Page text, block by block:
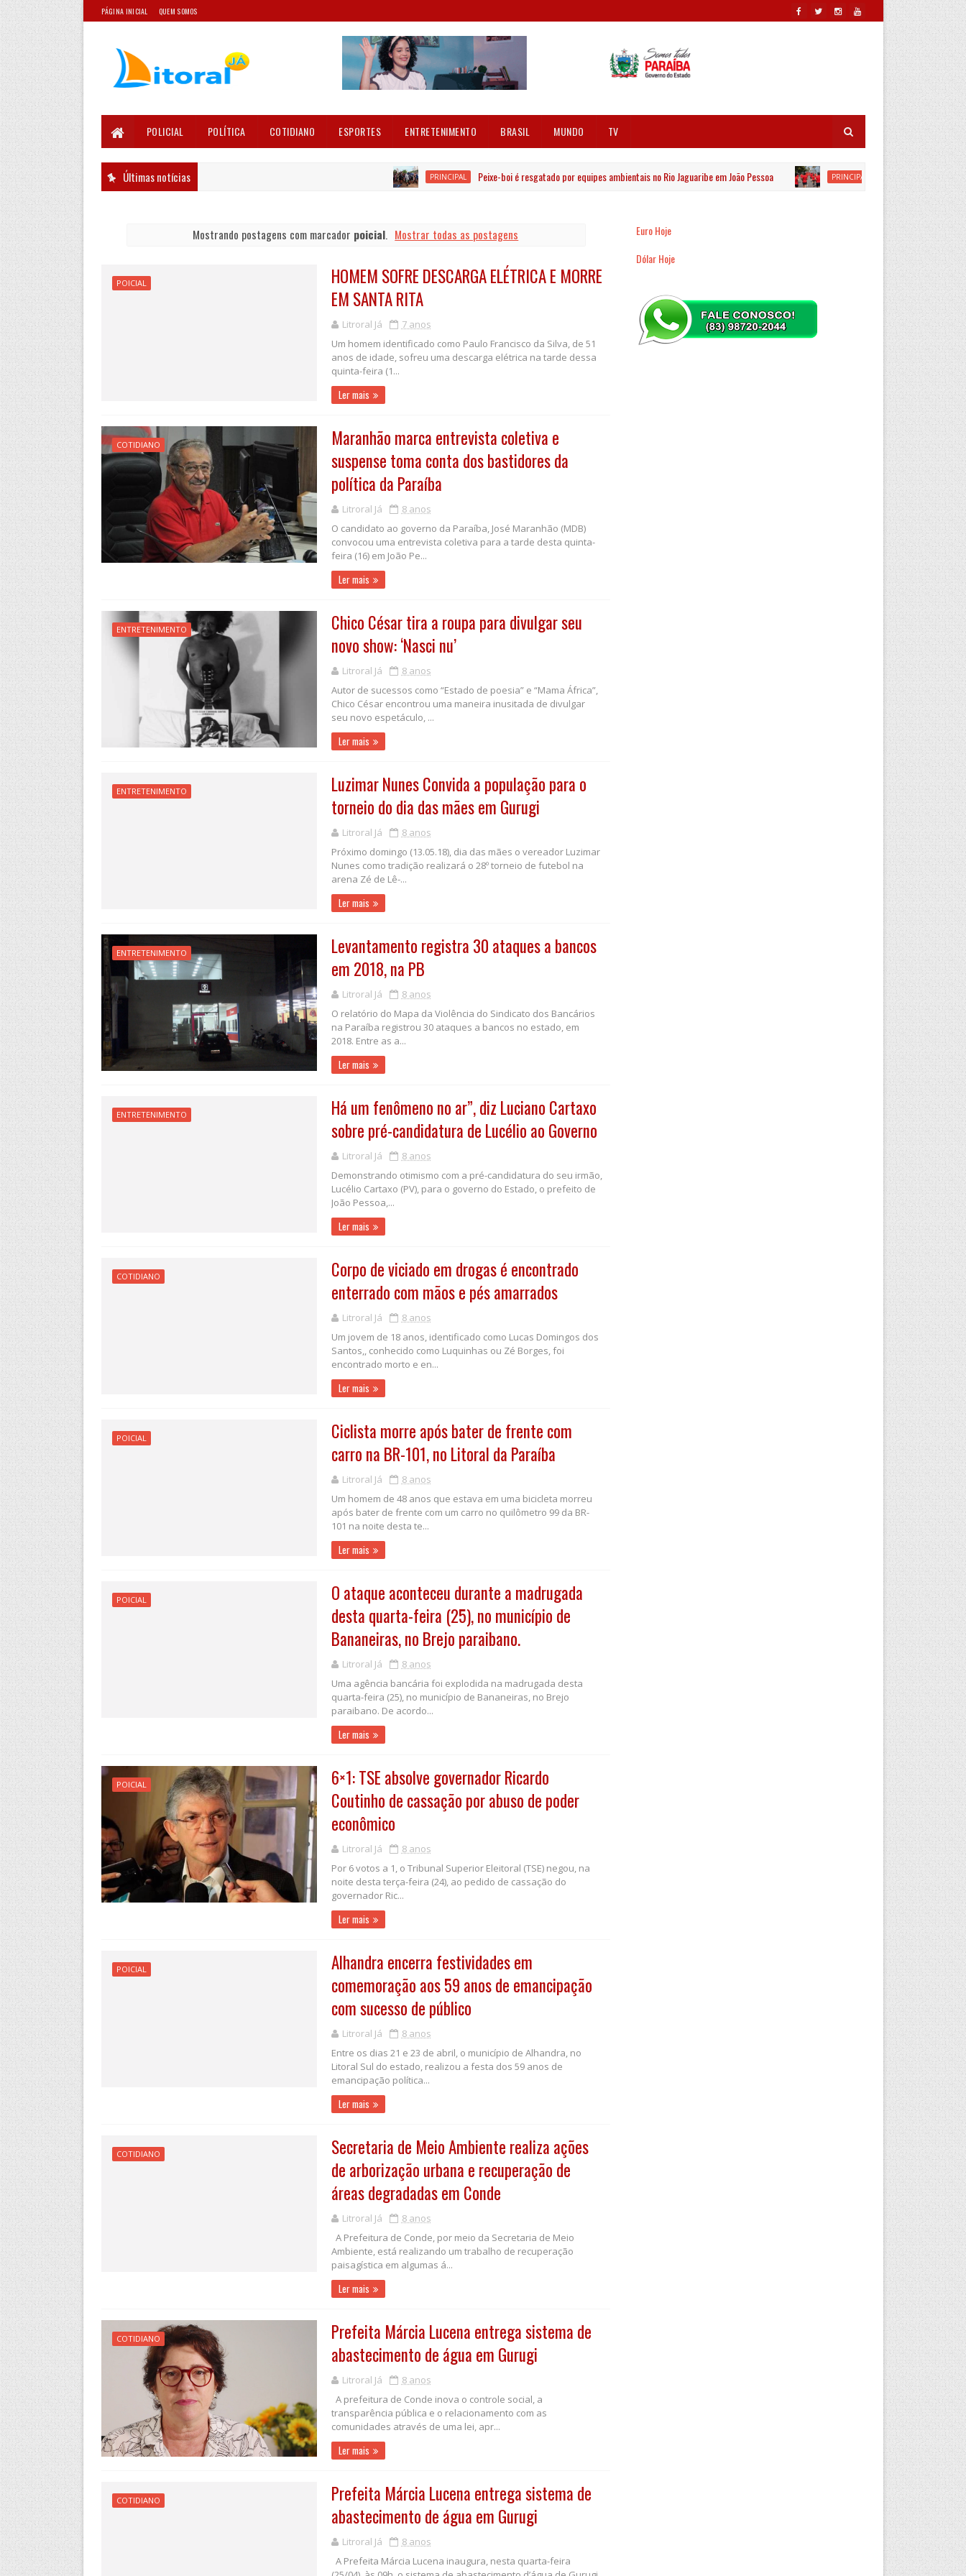
PÁGINA INICIAL QUEM SOMOS
POLICIAL POLÍTICA COTIDIANO ESPORTES ENTRETENIMENTO BRASIL MUNDO TV
Últimas notícias PRINCIPAL Peixe-boi é resgatado por equipes ambientais no Rio Jaguaribe em João Pessoa PRINCIPAL Esporte Clube Cabo Branco
Mostrando postagens com marcador poicial. Mostrar todas as postagens
POICIAL
HOMEM SOFRE DESCARGA ELÉTRICA E MORRE
EM SANTA RITA
Litroral Já
7 anos
Um homem identificado como Paulo Francisco da Silva, de 51
anos de idade, sofreu uma descarga elétrica na tarde dessa
quinta-feira (1...
Ler mais
COTIDIANO
Maranhão marca entrevista coletiva e
suspense toma conta dos bastidores da
política da Paraíba
Litroral Já
8 anos
O candidato ao governo da Paraíba, José Maranhão (MDB)
convocou uma entrevista coletiva para a tarde desta quinta-
feira (16) em João Pe...
Ler mais
ENTRETENIMENTO
Chico César tira a roupa para divulgar seu
novo show: ‘Nasci nu’
Litroral Já
8 anos
Autor de sucessos como “Estado de poesia” e “Mama África”,
Chico César encontrou uma maneira inusitada de divulgar
seu novo espetáculo, ...
Ler mais
ENTRETENIMENTO
Luzimar Nunes Convida a população para o
torneio do dia das mães em Gurugi
Litroral Já
8 anos
Próximo domingo (13.05.18), dia das mães o vereador Luzimar
Nunes como tradição realizará o 28º torneio de futebol na
arena Zé de Lê-...
Ler mais
ENTRETENIMENTO
Levantamento registra 30 ataques a bancos
em 2018, na PB
Litroral Já
8 anos
O relatório do Mapa da Violência do Sindicato dos Bancários
na Paraíba registrou 30 ataques a bancos no estado, em
2018. Entre as a...
Ler mais
ENTRETENIMENTO
Há um fenômeno no ar”, diz Luciano Cartaxo
sobre pré-candidatura de Lucélio ao Governo
Litroral Já
8 anos
Demonstrando otimismo com a pré-candidatura do seu irmão,
Lucélio Cartaxo (PV), para o governo do Estado, o prefeito de
João Pessoa,...
Ler mais
COTIDIANO
Corpo de viciado em drogas é encontrado
enterrado com mãos e pés amarrados
Litroral Já
8 anos
Um jovem de 18 anos, identificado como Lucas Domingos dos
Santos,, conhecido como Luquinhas ou Zé Borges, foi
encontrado morto e en...
Ler mais
POICIAL
Ciclista morre após bater de frente com
carro na BR-101, no Litoral da Paraíba
Litroral Já
8 anos
Um homem de 48 anos que estava em uma bicicleta morreu
após bater de frente com um carro no quilômetro 99 da BR-
101 na noite desta te...
Ler mais
POICIAL
O ataque aconteceu durante a madrugada
desta quarta-feira (25), no município de
Bananeiras, no Brejo paraibano.
Litroral Já
8 anos
Uma agência bancária foi explodida na madrugada desta
quarta-feira (25), no município de Bananeiras, no Brejo
paraibano. De acordo...
Ler mais
POICIAL
6×1: TSE absolve governador Ricardo
Coutinho de cassação por abuso de poder
econômico
Litroral Já
8 anos
Por 6 votos a 1, o Tribunal Superior Eleitoral (TSE) negou, na
noite desta terça-feira (24), ao pedido de cassação do
governador Ric...
Ler mais
POICIAL
Alhandra encerra festividades em
comemoração aos 59 anos de emancipação
com sucesso de público
Litroral Já
8 anos
Entre os dias 21 e 23 de abril, o município de Alhandra, no
Litoral Sul do estado, realizou a festa dos 59 anos de
emancipação política...
Ler mais
COTIDIANO
Secretaria de Meio Ambiente realiza ações
de arborização urbana e recuperação de
áreas degradadas em Conde
Litroral Já
8 anos
A Prefeitura de Conde, por meio da Secretaria de Meio
Ambiente, está realizando um trabalho de recuperação
paisagística em algumas á...
Ler mais
COTIDIANO
Prefeita Márcia Lucena entrega sistema de
abastecimento de água em Gurugi
Litroral Já
8 anos
A prefeitura de Conde inova o controle social, a
transparência pública e o relacionamento com as
comunidades através de uma lei, apr...
Ler mais
COTIDIANO
Prefeita Márcia Lucena entrega sistema de
abastecimento de água em Gurugi
Litroral Já
8 anos
A Prefeita Márcia Lucena inaugura, nesta quarta-feira
Euro Hoje
Dólar Hoje